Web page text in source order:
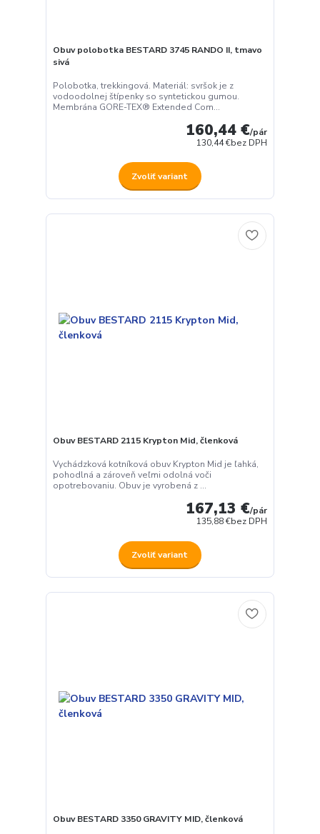
Obuv polobotka BESTARD 3745 RANDO II, tmavo
sivá
Polobotka, trekkingová. Materiál: svršok je z
vodoodolnej štípenky so syntetickou gumou.
Membrána GORE-TEX® Extended Com...
160,44 €/pár
130,44 €bez DPH
Zvoliť variant
Obuv BESTARD 2115 Krypton Mid, členková
Vychádzková kotníková obuv Krypton Mid je ľahká,
pohodlná a zároveň veľmi odolná voči
opotrebovaniu. Obuv je vyrobená z ...
167,13 €/pár
135,88 €bez DPH
Zvoliť variant
Obuv BESTARD 3350 GRAVITY MID, členková